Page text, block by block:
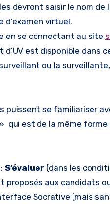
devront saisir le nom
d’examen virtuel.
en se connectant au site
d’UV est disponible dans
ou la
puissent se familiariser
» qui est de la même forme
S’évaluer (dans les
proposés aux candidats
Socrative (mais